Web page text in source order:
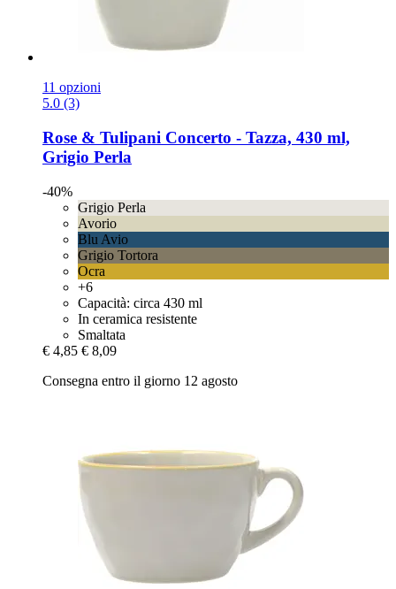
11 opzioni
5.0 (3)
Rose & Tulipani Concerto -​ Tazza, 430 ml,
Grigio Perla
-40%
Grigio Perla
Avorio
Blu Avio
Grigio Tortora
Ocra
+6
Capacità: circa 430 ml
In ceramica resistente
Smaltata
€ 4,85 € 8,09
Consegna entro il giorno 12 agosto